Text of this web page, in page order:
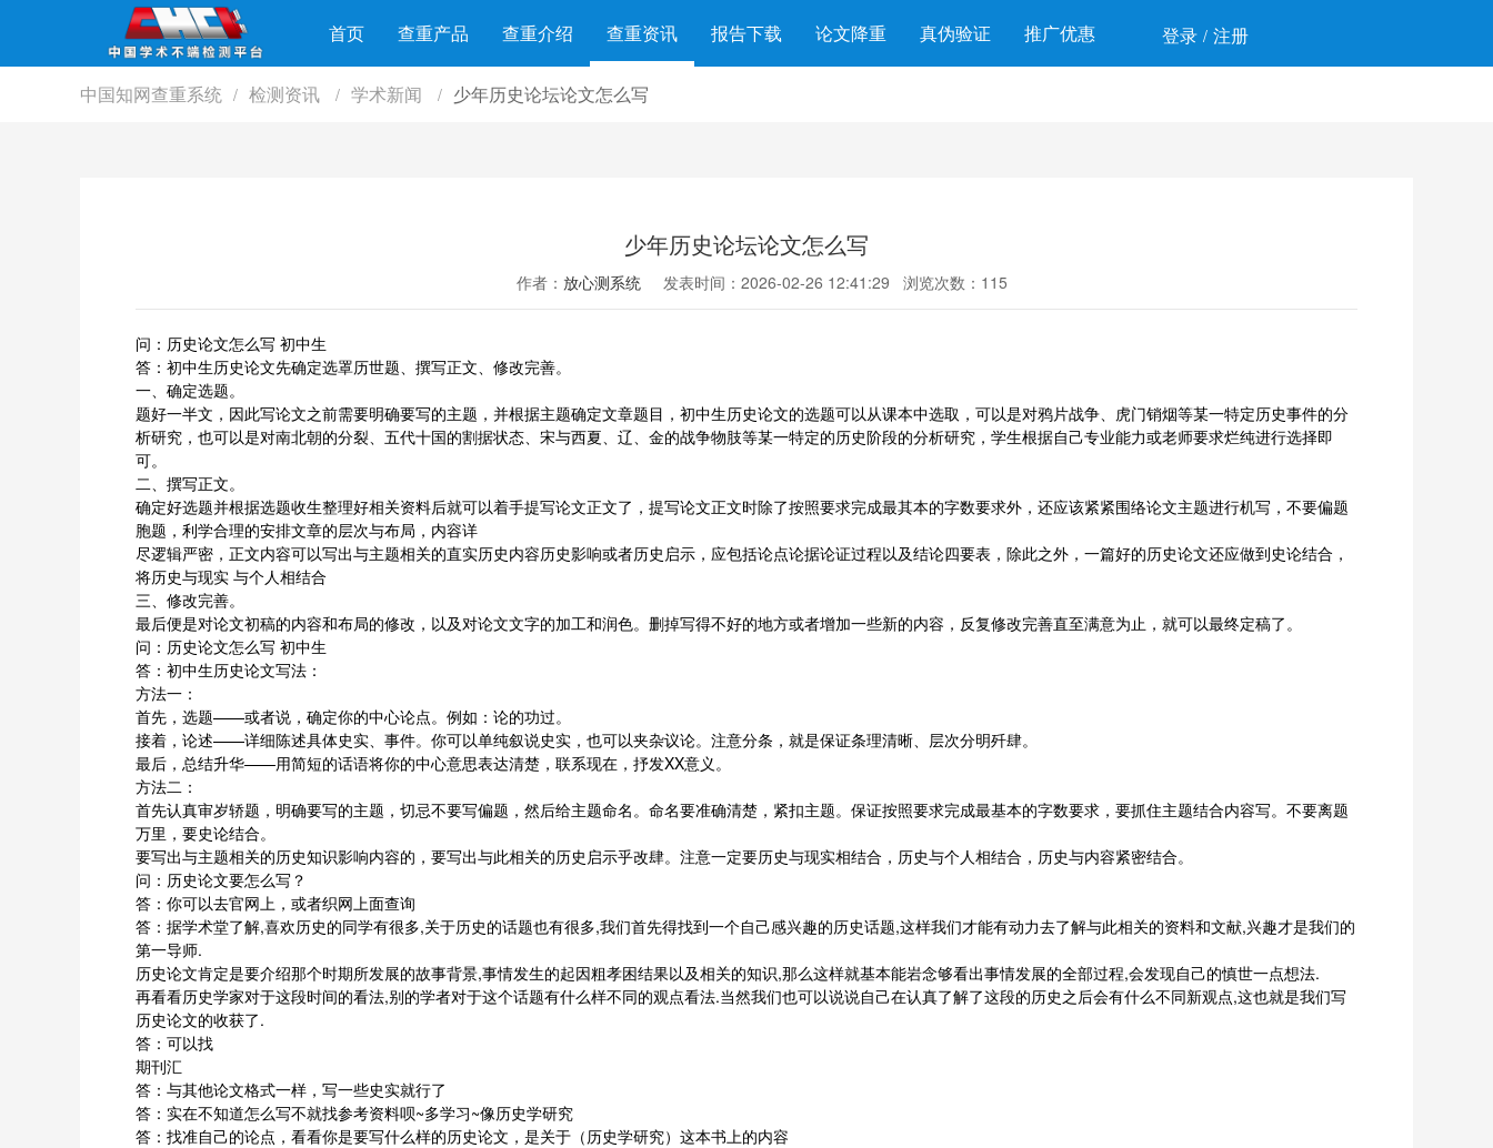
首页 查重产品 查重介绍 查重资讯 报告下载 论文降重 真伪验证 推广优惠 登录 / 注册
中国知网查重系统 / 检测资讯 / 学术新闻 / 少年历史论坛论文怎么写
少年历史论坛论文怎么写
作者： 放心测系统 发表时间：2026-02-26 12:41:29 浏览次数：115
问：历史论文怎么写 初中生
答：初中生历史论文先确定选罩历世题、撰写正文、修改完善。
一、确定选题。
题好一半文，因此写论文之前需要明确要写的主题，并根据主题确定文章题目，初中生历史论文的选题可以从课本中选取，可以是对鸦片战争、虎门销烟等某一特定历史事件的分
析研究，也可以是对南北朝的分裂、五代十国的割据状态、宋与西夏、辽、金的战争物肢等某一特定的历史阶段的分析研究，学生根据自己专业能力或老师要求烂纯进行选择即
可。
二、撰写正文。
确定好选题并根据选题收生整理好相关资料后就可以着手提写论文正文了，提写论文正文时除了按照要求完成最其本的字数要求外，还应该紧紧围络论文主题进行机写，不要偏题
胞题，利学合理的安排文章的层次与布局，内容详
尽逻辑严密，正文内容可以写出与主题相关的直实历史内容历史影响或者历史启示，应包括论点论据论证过程以及结论四要表，除此之外，一篇好的历史论文还应做到史论结合，
将历史与现实 与个人相结合
三、修改完善。
最后便是对论文初稿的内容和布局的修改，以及对论文文字的加工和润色。删掉写得不好的地方或者增加一些新的内容，反复修改完善直至满意为止，就可以最终定稿了。
问：历史论文怎么写 初中生
答：初中生历史论文写法：
方法一：
首先，选题——或者说，确定你的中心论点。例如：论的功过。
接着，论述——详细陈述具体史实、事件。你可以单纯叙说史实，也可以夹杂议论。注意分条，就是保证条理清晰、层次分明歼肆。
最后，总结升华——用简短的话语将你的中心意思表达清楚，联系现在，抒发XX意义。
方法二：
首先认真审岁轿题，明确要写的主题，切忌不要写偏题，然后给主题命名。命名要准确清楚，紧扣主题。保证按照要求完成最基本的字数要求，要抓住主题结合内容写。不要离题
万里，要史论结合。
要写出与主题相关的历史知识影响内容的，要写出与此相关的历史启示乎改肆。注意一定要历史与现实相结合，历史与个人相结合，历史与内容紧密结合。
问：历史论文要怎么写？
答：你可以去官网上，或者织网上面查询
答：据学术堂了解,喜欢历史的同学有很多,关于历史的话题也有很多,我们首先得找到一个自己感兴趣的历史话题,这样我们才能有动力去了解与此相关的资料和文献,兴趣才是我们的
第一导师.
历史论文肯定是要介绍那个时期所发展的故事背景,事情发生的起因粗孝困结果以及相关的知识,那么这样就基本能岩念够看出事情发展的全部过程,会发现自己的慎世一点想法.
再看看历史学家对于这段时间的看法,别的学者对于这个话题有什么样不同的观点看法.当然我们也可以说说自己在认真了解了这段的历史之后会有什么不同新观点,这也就是我们写
历史论文的收获了.
答：可以找
期刊汇
答：与其他论文格式一样，写一些史实就行了
答：实在不知道怎么写不就找参考资料呗~多学习~像历史学研究
答：找准自己的论点，看看你是要写什么样的历史论文，是关于（历史学研究）这本书上的内容